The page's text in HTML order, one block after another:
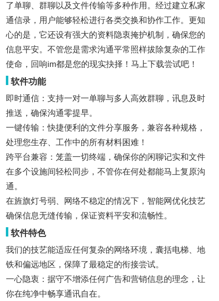
了单聊、群聊以及文件传输等多种作用。经过建立私家
通信录，用户能够轻松进行各类交换和协作工作。更知
心的是，它还设有强大的资料隐衷掩护机制，确保您的
信息平安。不管您是需求沟通平常照样拔除复杂的工作
使命，回响im都是您的现实抉择！马上下载尝试吧！
软件功能
即时通信：支持一对一单聊与多人高效群聊，讯息及时
推送，确保沟通零提早。
一键传输：快捷便利的文件分享服务，兼容各种规格，
处理您生存、工作中的所有材料困难！
跨平台兼容：笼盖一切终端，确保你的闲聊记实和文件
在多个设施间轻松同步，不管你在何处都能马上复原沟
通。
在旌旗灯号弱、网络不稳定的情况下，智能网优化技艺
确保信息无缝传输，保证资料平安和流畅性。
软件特色
我们的技艺能适应任何复杂的网络环境，囊括电梯、地
铁和偏远地区，保障了最稳定的衔接尝试。
一心隐衷：据守不增添任何广告和营销信息的理念，让
你在纯净中畅享通讯自在。